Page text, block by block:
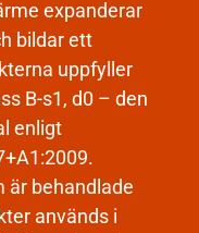
expanderar
bildar ett
uppfyller
B-s1, d0 – den
enligt
är behandlade
används i